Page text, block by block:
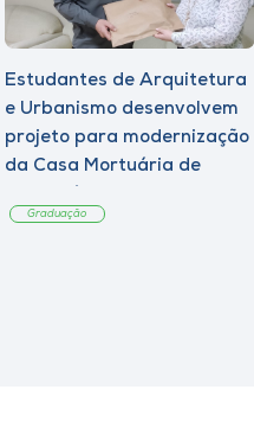
Estudantes de Arquitetura
e Urbanismo desenvolvem
projeto para modernização
da Casa Mortuária de
Graduação